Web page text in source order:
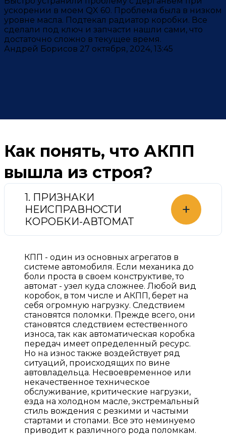
ускорении в моем QX 60. Проблема была в низком
уровне масла. Подтекал радиатор коробки. Все
сделали под ключ и запчасти нашли сами, что
достаточно сложно в текущее время.
Андрей Борисов 27 октября, 2024, 13:45
Как понять, что АКПП
вышла из строя?
1. ПРИЗНАКИ
НЕИСПРАВНОСТИ
КОРОБКИ-АВТОМАТ
+
КПП - один из основных агрегатов в
системе автомобиля. Если механика до
боли проста в своем конструктиве, то
автомат - узел куда сложнее. Любой вид
коробок, в том числе и АКПП, берет на
себя огромную нагрузку. Следствием
становятся поломки. Прежде всего, они
становятся следствием естественного
износа, так как автоматическая коробка
передач имеет определенный ресурс.
Но на износ также воздействует ряд
ситуаций, происходящих по вине
автовладельца. Несвоевременное или
некачественное техническое
обслуживание, критические нагрузки,
езда на холодном масле, экстремальный
стиль вождения с резкими и частыми
стартами и стопами. Все это неминуемо
приводит к различного рода поломкам.